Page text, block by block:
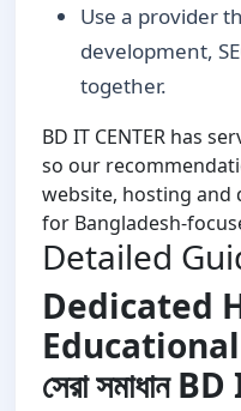
Use a provider
development,
together.
BD IT CENTER has
so our
website, hosting and
for Bangladesh-
Detailed
Dedicated
সেরা সমাধান